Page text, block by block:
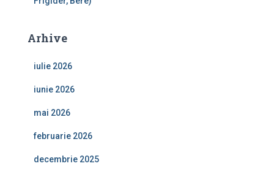
Arhive
iulie 2026
iunie 2026
mai 2026
februarie 2026
decembrie 2025